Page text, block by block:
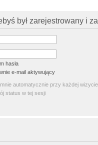
był zarejestrowany i
hasła
e-mail aktywujący
automatycznie przy każdej wizycie
status w tej sesji